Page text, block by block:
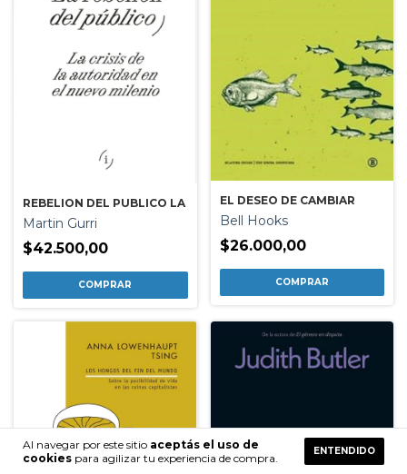
Al navegar por este sitio aceptás el uso de
cookies para agilizar tu experiencia de compra.
ENTENDIDO
REBELION DEL PUBLICO LA
Martin Gurri
$42.500,00
EL DESEO DE CAMBIAR
Bell Hooks
$26.000,00